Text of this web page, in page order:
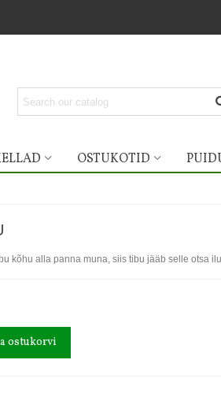
OSTUKOTID
kõhu alla panna muna, siis tibu jääb selle otsa
ostukorvi